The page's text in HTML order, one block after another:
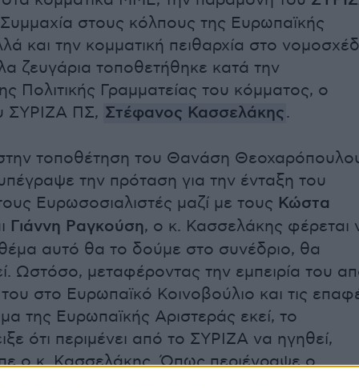
στους κόλπους της Ευρωπαϊκής
και την κομματική πειθαρχία στο
ζευγάρια τοποθετήθηκε κατά την
Πολιτικής Γραμματείας του κόμματος, ο
ΣΥΡΙΖΑ ΠΣ, Στέφανος Κασσελάκης.
τοποθέτηση του Θανάση
την πρόταση για την ένταξη του
Ευρωσοσιαλιστές μαζί με τους Κώστα
Γιάννη Ραγκούση, ο κ. Κασσελάκης φέρεται
θέμα αυτό θα το δούμε στο συνέδριο, θα
Ωστόσο, μεταφέροντας την εμπειρία του
στο Ευρωπαϊκό Κοινοβούλιο και τις
της Ευρωπαϊκής Αριστεράς εκεί, το
ότι περιμένει από το ΣΥΡΙΖΑ να ηγηθεί,
ο κ. Κασσελάκης. Όπως περιέγραψε ο